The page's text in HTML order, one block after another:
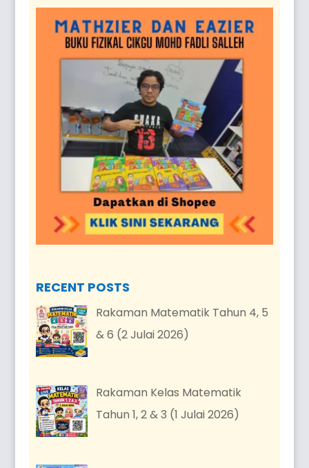
RECENT POSTS
Rakaman Matematik Tahun 4, 5
& 6 (2 Julai 2026)
Rakaman Kelas Matematik
Tahun 1, 2 & 3 (1 Julai 2026)